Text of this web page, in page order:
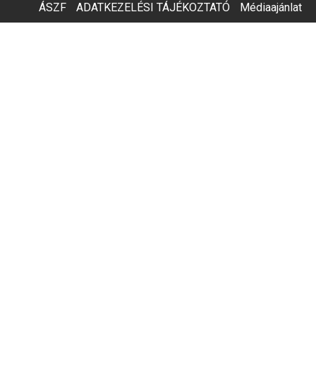
ÁSZF
ADATKEZELÉSI TÁJÉKOZTATÓ Médiaajánlat